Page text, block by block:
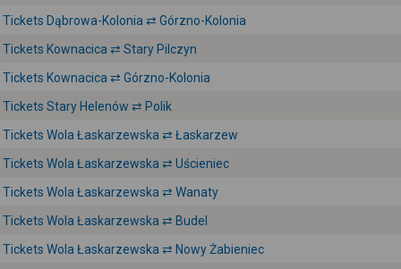
Tickets Dąbrowa-Kolonia ⇄ Górzno-Kolonia
Tickets Kownacica ⇄ Stary Pilczyn
Tickets Kownacica ⇄ Górzno-Kolonia
Tickets Stary Helenów ⇄ Polik
Tickets Wola Łaskarzewska ⇄ Łaskarzew
Tickets Wola Łaskarzewska ⇄ Uścieniec
Tickets Wola Łaskarzewska ⇄ Wanaty
Tickets Wola Łaskarzewska ⇄ Budel
Tickets Wola Łaskarzewska ⇄ Nowy Żabieniec